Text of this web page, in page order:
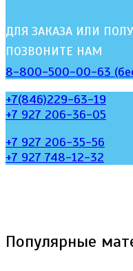
ДЛЯ ЗАКАЗА ИЛИ
ПОЗВОНИТЕ НАМ
8-800-500-00-63
+7(846)229-63-19
+7 927 206-36-05
+7 927 206-35-56
+7 927 748-12-32
Популярные